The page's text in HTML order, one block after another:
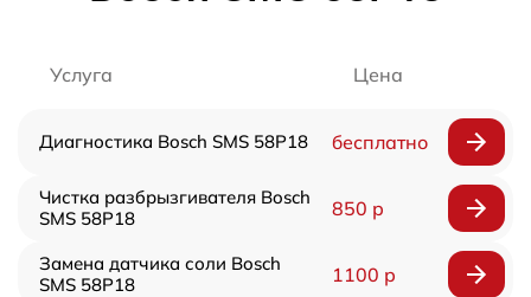
Услуга Цена
Диагностика Bosch SMS 58P18 бесплатно
Чистка разбрызгивателя Bosch
SMS 58P18
850 р
Замена датчика соли Bosch
SMS 58P18
1100 р